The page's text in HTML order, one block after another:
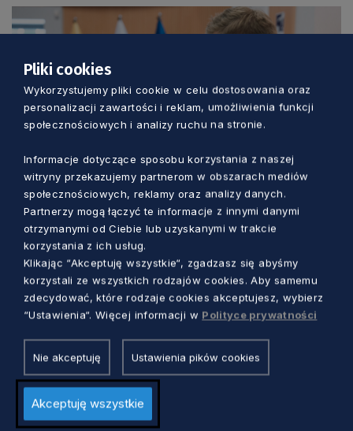
URZĄD
Niezwyczajni seniorzy i ich przyjaciele
wyróżnieni w konkursie Pomorskie dla
Seniorów
Piotr Pałkowski 1 rok temu
Pliki cookies
Wykorzystujemy pliki cookie w celu dostosowania oraz
personalizacji zawartości i reklam, umożliwienia funkcji
społecznościowych i analizy ruchu na stronie.
Informacje dotyczące sposobu korzystania z naszej
witryny przekazujemy partnerom w obszarach mediów
społecznościowych, reklamy oraz analizy danych.
Partnerzy mogą łączyć te informacje z innymi danymi
otrzymanymi od Ciebie lub uzyskanymi w trakcie
korzystania z ich usług.
Klikając “Akceptuję wszystkie“, zgadzasz się abyśmy
korzystali ze wszystkich rodzajów cookies. Aby samemu
zdecydować, które rodzaje cookies akceptujesz, wybierz
“Ustawienia“. Więcej informacji w Polityce prywatności
Nie akceptuję Ustawienia pików cookies
Akceptuję wszystkie